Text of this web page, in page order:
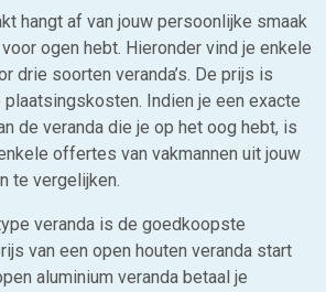
hangt af van jouw persoonlijke smaak
ogen hebt. Hieronder vind je enkele
drie soorten veranda’s. De prijs is
Indien je een exacte
de veranda die je op het oog hebt, is
offertes van vakmannen uit jouw
te vergelijken.
veranda is de goedkoopste
van een open houten veranda start
aluminium veranda betaal je